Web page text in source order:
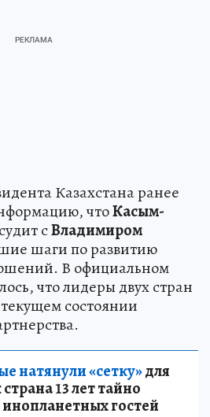
Казахстана ранее
чтоКасым-
сВладимиром
шаги по развитию
В официальном
что лидеры двух стран
состоянии
натянули «сетку»для
13 лет тайно
инопланетных гостей